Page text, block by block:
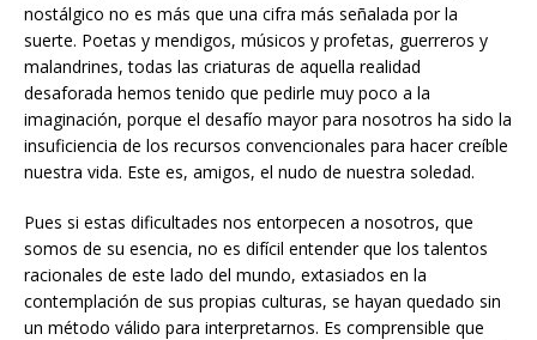
nostálgico no es más que una cifra más señalada por la
suerte. Poetas y mendigos, músicos y profetas, guerreros y
malandrines, todas las criaturas de aquella realidad
desaforada hemos tenido que pedirle muy poco a la
imaginación, porque el desafío mayor para nosotros ha sido la
insuficiencia de los recursos convencionales para hacer creíble
nuestra vida. Este es, amigos, el nudo de nuestra soledad.
Pues si estas dificultades nos entorpecen a nosotros, que
somos de su esencia, no es difícil entender que los talentos
racionales de este lado del mundo, extasiados en la
contemplación de sus propias culturas, se hayan quedado sin
un método válido para interpretarnos. Es comprensible que